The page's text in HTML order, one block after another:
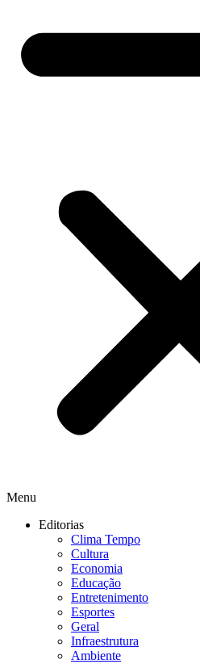
Menu
Editorias
Clima Tempo
Cultura
Economia
Educação
Entretenimento
Esportes
Geral
Infraestrutura
Ambiente